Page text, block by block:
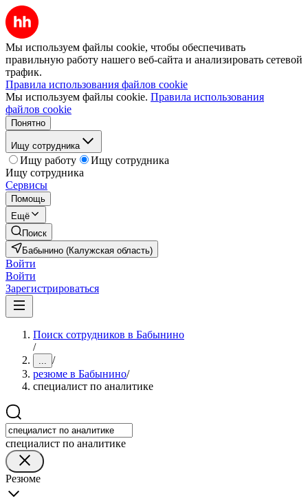
Мы используем файлы cookie, чтобы обеспечивать
правильную работу нашего веб-сайта и анализировать сетевой
трафик.
Правила использования файлов cookie
Мы используем файлы cookie. Правила использования
файлов cookie
Понятно
Ищу сотрудника
Ищу работу
Ищу сотрудника
Ищу сотрудника
Сервисы
Помощь
Ещё
Поиск
Бабынино (Калужская область)
Войти
Войти
Зарегистрироваться
Поиск сотрудников в Бабынино
/
... /
резюме в Бабынино/
специалист по аналитике
специалист по аналитике
Резюме